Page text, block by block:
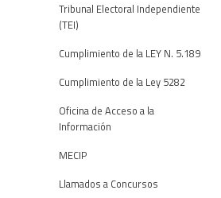
Tribunal Electoral Independiente
(TEI)
Cumplimiento de la LEY N. 5.189
Cumplimiento de la Ley 5282
Oficina de Acceso a la
Información
MECIP
Llamados a Concursos